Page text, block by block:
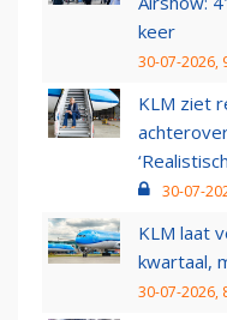
keer
30-07-2026,
KLM ziet
30-07-
KLM laat
kwartaal,
30-07-2026,